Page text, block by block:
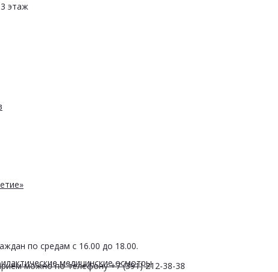
медицинские осмотры
этаж
по средам с 16.00 до 18.00.
можно по телефону +7 (391) 212-38-38